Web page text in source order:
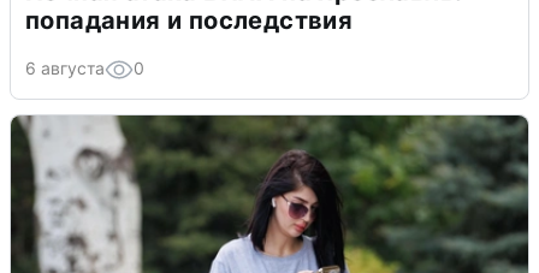
попадания и последствия
6 августа 0